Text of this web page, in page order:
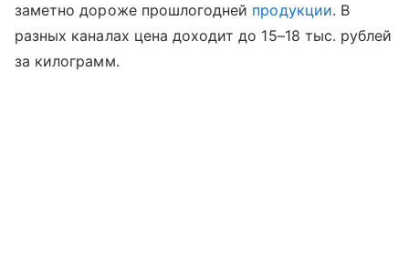
заметно дороже прошлогодней продукции. В
разных каналах цена доходит до 15–18 тыс. рублей
за килограмм.